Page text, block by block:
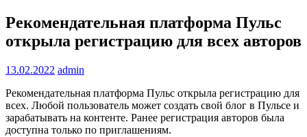
Рекомендательная платформа Пульс
открыла регистрацию для всех авторов
13.02.2022 admin
Рекомендательная платформа Пульс открыла регистрацию для
всех. Любой пользователь может создать свой блог в Пульсе и
зарабатывать на контенте. Ранее регистрация авторов была
доступна только по приглашениям.